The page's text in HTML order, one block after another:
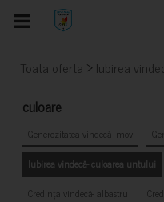
Toata oferta > Iubirea
culoare
Generozitatea vindecă- mov
Iubirea vindecă- culoarea untului
Credința vindecă- albastru